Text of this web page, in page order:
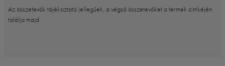
Az összetevők tájékoztató jellegűek, a végső összetevőket a termék cimkéjén
találja majd